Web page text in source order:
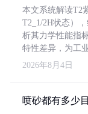
本文系统解读T2
T2_1/2H状态）
析其力学性能指
特性差异，为工
2026年8月4日
喷砂都有多少目